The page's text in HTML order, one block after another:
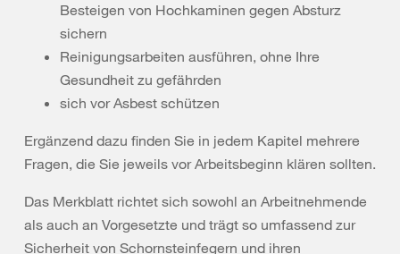
Besteigen von Hochkaminen gegen Absturz
sichern
Reinigungsarbeiten ausführen, ohne Ihre
Gesundheit zu gefährden
sich vor Asbest schützen
Ergänzend dazu finden Sie in jedem Kapitel mehrere
Fragen, die Sie jeweils vor Arbeitsbeginn klären sollten.
Das Merkblatt richtet sich sowohl an Arbeitnehmende
als auch an Vorgesetzte und trägt so umfassend zur
Sicherheit von Schornsteinfegern und ihren